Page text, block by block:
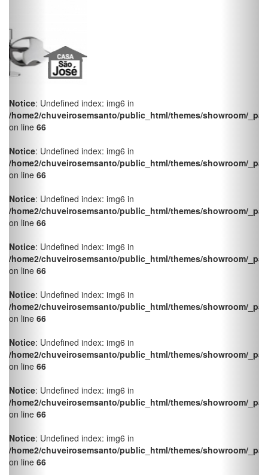
Notice: Undefined index: img6 in
/home2/chuveirosemsanto/public_html/themes/showroom/
on line66
on line66
Notice : Undefined index: img6 in
on line66
Notice : Undefined index: img6 in
on line66
Notice : Undefined index: img6 in
on line66
Notice : Undefined index: img6 in
on line66
Notice : Undefined index: img6 in
on line66
Notice : Undefined index: img6 in
on line66
Notice : Undefined index: img6 in
on line66
Notice : Undefined index: img6 in